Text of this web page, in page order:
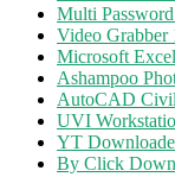
Multi
Video Grabber
Microsoft
Ashampoo
AutoCAD
UVI
YT
By Click